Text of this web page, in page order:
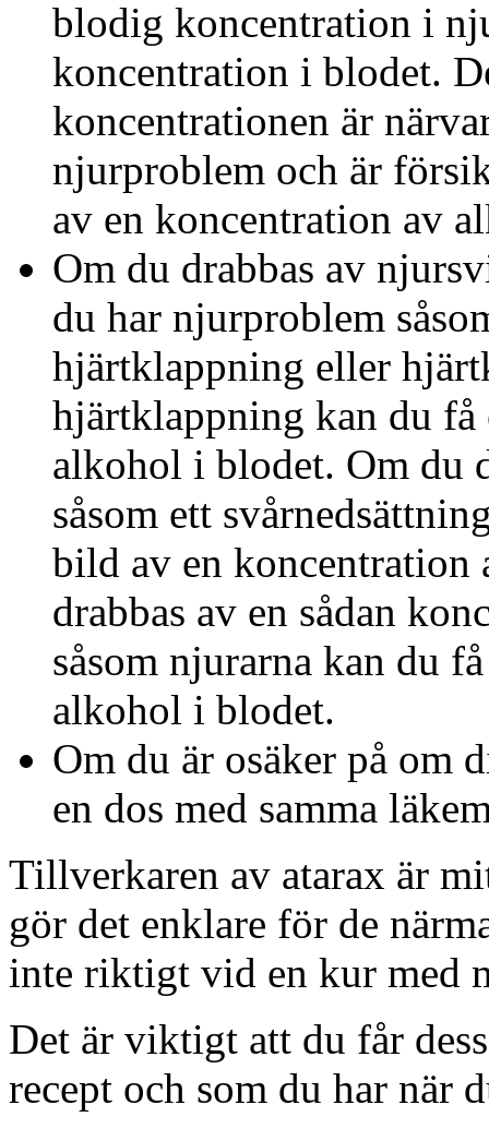
blodig koncentration i
koncentration i blodet.
koncentrationen är
njurproblem och är
av en koncentration av
Om du drabbas av
du har njurproblem
hjärtklappning eller
hjärtklappning kan du
alkohol i blodet. Om du
såsom ett
bild av en
drabbas av en sådan
såsom njurarna kan du
alkohol i blodet.
Om du är osäker på om
en dos med samma
Tillverkaren av atarax är
gör det enklare för de
inte riktigt vid en kur med
Det är viktigt att du får
recept och som du har när